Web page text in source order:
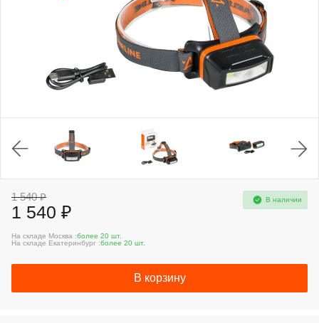
1 540 ₽
1 540 ₽
В наличии
На складе Москва :более 20 шт.
На складе Екатеринбург :более 20 шт.
В корзину